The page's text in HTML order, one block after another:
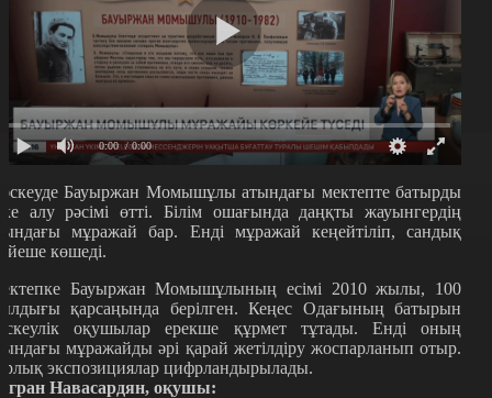
0:00 / 0:00
Бауыржан Момышұлы атындағы мектепте батырды
алу рәсімі өтті. Білім ошағында даңқты жауынгердің
мұражай бар. Енді мұражай кеңейтіліп, сандық
көшеді.
Бауыржан Момышұлының есімі 2010 жылы, 100
қарсаңында берілген. Кеңес Одағының батырын
оқушылар ерекше құрмет тұтады. Енді оның
мұражайды әрі қарай жетілдіру жоспарланып отыр.
экспозициялар цифрландырылады.
игран Навасардян, оқушы: